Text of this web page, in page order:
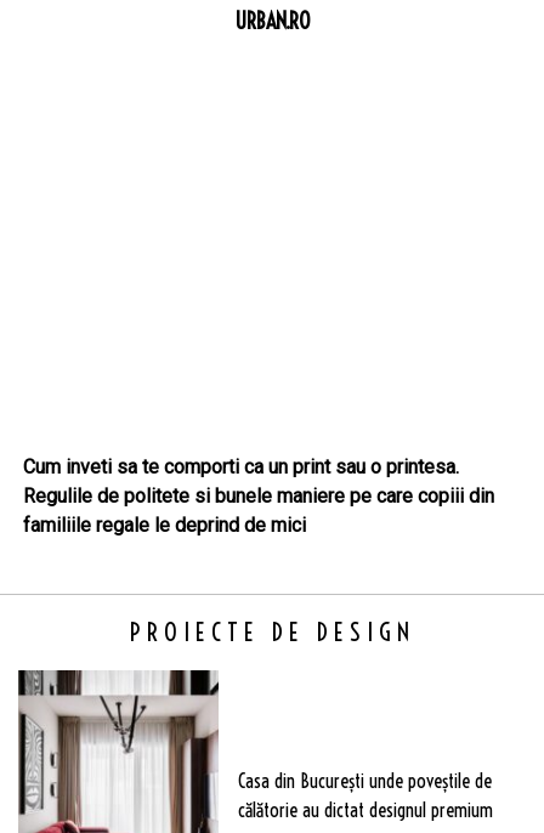
URBAN.RO
Cum inveti sa te comporti ca un print sau o printesa.
Regulile de politete si bunele maniere pe care copiii din
familiile regale le deprind de mici
PROIECTE DE DESIGN
Casa din București unde poveștile de
călătorie au dictat designul premium